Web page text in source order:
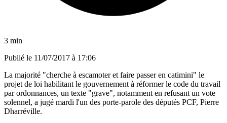
3 min
Publié le 11/07/2017 à 17:06
La majorité "cherche à escamoter et faire passer en catimini" le
projet de loi habilitant le gouvernement à réformer le code du travail
par ordonnances, un texte "grave", notamment en refusant un vote
solennel, a jugé mardi l'un des porte-parole des députés PCF, Pierre
Dharréville.